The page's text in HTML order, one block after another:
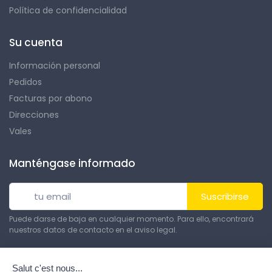
Política de confidencialidad
Su cuenta
Información personal
Pedidos
Facturas por abono
Direcciones
Vales
Manténgase informado
Suscribirse
Puede darse de baja en cualquier momento. Para ello, encontrará
nuestros datos de contacto en el aviso legal.